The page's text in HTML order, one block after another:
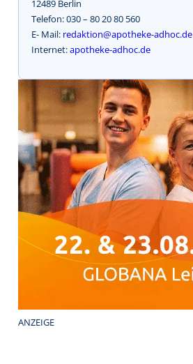
12489 Berlin
Telefon: 030 – 80 20 80 560
E- Mail: redaktion@apotheke-adhoc.de
Internet:apotheke-adhoc.de
ANZEIGE